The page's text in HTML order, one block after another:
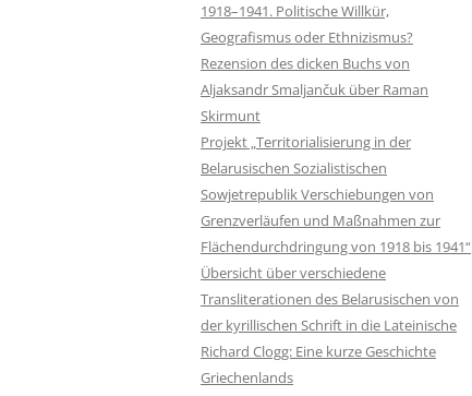
1918–1941. Politische Willkür,
Geografismus oder Ethnizismus?
Rezension des dicken Buchs von
Aljaksandr Smaljančuk über Raman
Skirmunt
Projekt „Territorialisierung in der
Belarusischen Sozialistischen
Sowjetrepublik Verschiebungen von
Grenzverläufen und Maßnahmen zur
Flächendurchdringung von 1918 bis 1941“
Übersicht über verschiedene
Transliterationen des Belarusischen von
der kyrillischen Schrift in die Lateinische
Richard Clogg: Eine kurze Geschichte
Griechenlands